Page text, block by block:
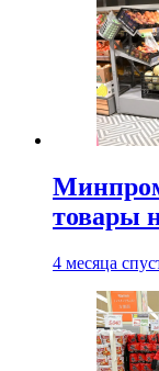
товары
4 месяца